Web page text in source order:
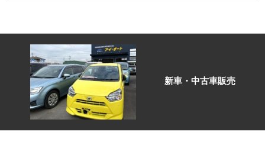
新車・中古車販売